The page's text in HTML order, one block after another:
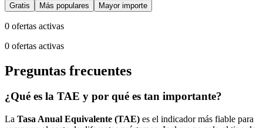
Gratis
Más populares Mayor importe
0 ofertas activas
0 ofertas activas
Preguntas frecuentes
¿Qué es la TAE y por qué es tan importante?
La Tasa Anual Equivalente (TAE) es el indicador más fiable para